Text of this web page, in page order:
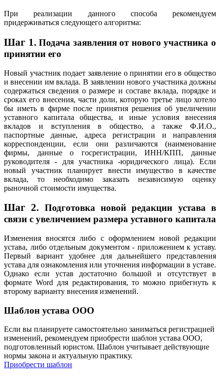
При реализации данного способа рекомендуем
придерживаться следующего алгоритма:
Шаг 1. Подача заявления от нового участника о
принятии его
Новый участник подает заявление о принятии его в общество
и внесении им вклада. В заявлении нового участника должны
содержаться сведения о размере и составе вклада, порядке и
сроках его внесения, части доли, которую третье лицо хотело
бы иметь в фирме после принятия решения об увеличении
уставного капитала общества, и иные условия внесения
вкладов и вступления в общество, а также Ф.И.О.,
паспортные данные, адреса регистрации и направления
корреспонденции, если они различаются (наименование
фирмы, данные о госрегистрации, ИНН/КПП, данные
руководителя - для участника -юридического лица). Если
новый участник планирует внести имущество в качестве
вклада, то необходимо заказать независимую оценку
рыночной стоимости имущества.
Шаг 2. Подготовка новой редакции устава в
связи с увеличением размера уставного капитала
Изменения вносятся либо с оформлением новой редакции
устава, либо отдельным документом - приложением к уставу.
Первый вариант удобнее для дальнейшего представления
устава для ознакомления или уточнения информации в уставе.
Однако если устав достаточно большой и отсутствует в
формате Word для редактирования, то можно прибегнуть к
второму варианту внесения изменений.
Шаблон устава ООО
Если вы планируете самостоятельно заниматься регистрацией
изменений, рекомендуем приобрести шаблон устава ООО,
подготовленный юристом. Шаблон учитывает действующие
нормы закона и актуальную практику.
Приобрести шаблон